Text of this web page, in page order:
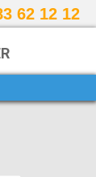
62 12 12